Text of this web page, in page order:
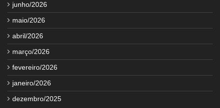
junho/2026
maio/2026
abril/2026
março/2026
fevereiro/2026
janeiro/2026
dezembro/2025